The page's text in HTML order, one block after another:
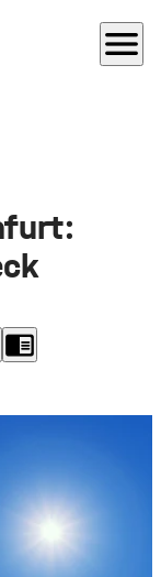
menu
chrome_reader_mode